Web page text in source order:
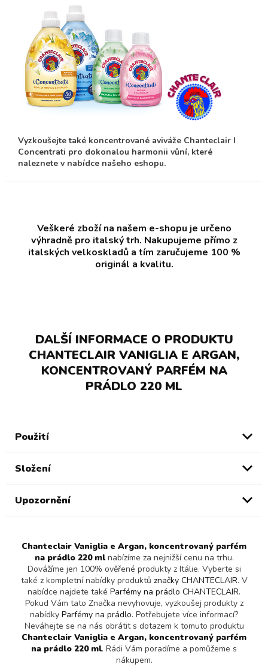
Vyzkoušejte také koncentrované aviváže Chanteclair I
Concentrati pro dokonalou harmonii vůní, které
naleznete v nabídce našeho eshopu.
Veškeré zboží na našem e-shopu je určeno
výhradně pro italský trh. Nakupujeme přímo z
italských velkoskladů a tím zaručujeme 100 %
originál a kvalitu.
DALŠÍ INFORMACE O PRODUKTU
CHANTECLAIR VANIGLIA E ARGAN,
KONCENTROVANÝ PARFÉM NA
PRÁDLO 220 ML
Použití
Složení
Upozornění
Chanteclair Vaniglia e Argan, koncentrovaný parfém
na prádlo 220 mlnabízíme za nejnižší cenu na trhu.
Dovážíme jen 100% ověřené produkty z Itálie. Vyberte si
také z kompletní nabídky produktů značky CHANTECLAIR. V
nabídce najdete také Parfémy na prádlo CHANTECLAIR.
Pokud Vám tato Značka nevyhovuje, vyzkoušej produkty z
nabídky Parfémy na prádlo. Potřebujete více informací?
Neváhejte se na nás obrátit s dotazem k tomuto produktu
Chanteclair Vaniglia e Argan, koncentrovaný parfém
na prádlo 220 ml. Rádi Vám poradíme a pomůžeme s
nákupem.